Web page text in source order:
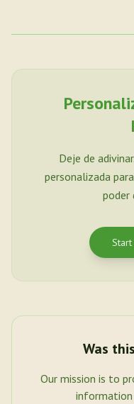
Deje de
personalizada
poder
Start
Was
Our mission is to
information